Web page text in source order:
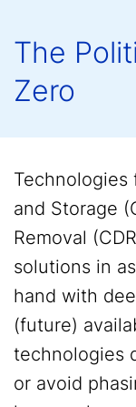
The
Zero
Technologies
and Storage
Removal
solutions in
hand with
(future)
technologies
or avoid